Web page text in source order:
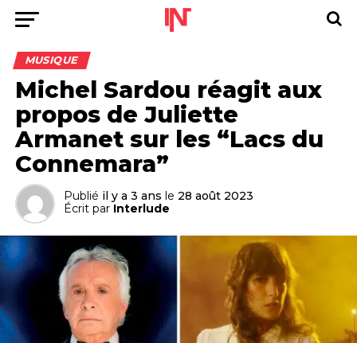
MUSIQUE
Michel Sardou réagit aux
propos de Juliette
Armanet sur les “Lacs du
Connemara”
Publié il y a 3 ans le 28 août 2023
Écrit par Interlude